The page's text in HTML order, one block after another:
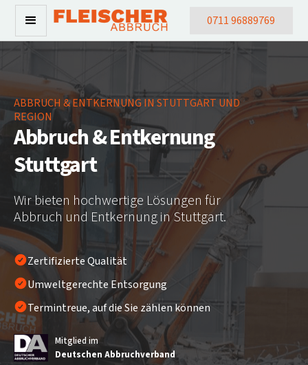
0711 96889769
ABBRUCH & ENTKERNUNG IN STUTTGART UND
REGION
Abbruch & Entkernung
Stuttgart
Wir bieten hochwertige Lösungen für
Abbruch und Entkernung in Stuttgart.
Zertifizierte Qualität
Umweltgerechte Entsorgung
Termintreue, auf die Sie zählen können
Mitglied im
Deutschen Abbruchverband